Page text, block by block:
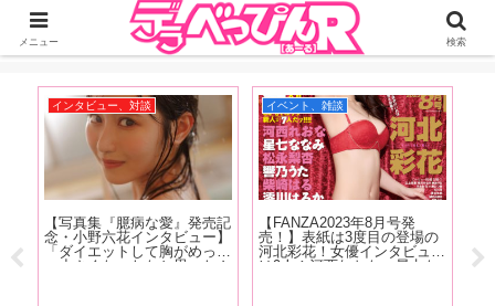
ジーオーティーが運営するちょっとHなニュースサイ。サイト内のリンクには
DMMアフィリエイトが含まれているものがあります
インタビュー、対談
【写真集『臆病な愛』発売記
念・小野六花インタビュー】
「ダイエットして胸がめっち
ゃ小さくなったなと思ったん
イベント、雑談
【FANZA2023年8月号発
売！】表紙は3度目の登場の
河北彩花！女優インタビュー
は9人！河西れおな、星七な
メニュー 検索